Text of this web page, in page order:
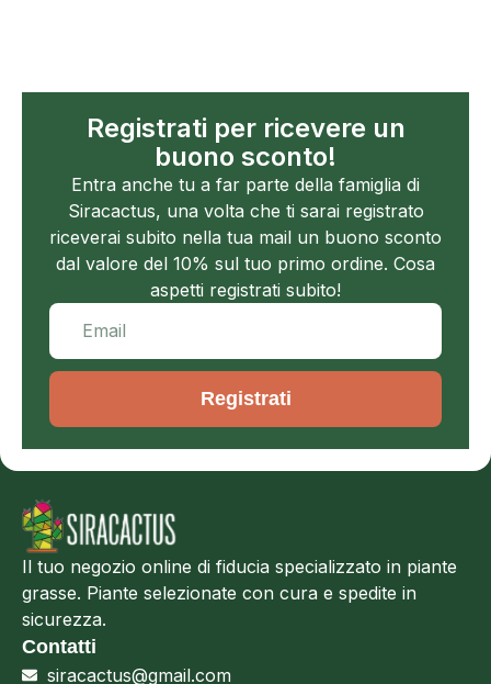
Registrati per ricevere un
buono sconto!
Entra anche tu a far parte della famiglia di
Siracactus, una volta che ti sarai registrato
riceverai subito nella tua mail un buono sconto
dal valore del 10% sul tuo primo ordine. Cosa
aspetti registrati subito!
Registrati
Il tuo negozio online di fiducia specializzato in piante
grasse. Piante selezionate con cura e spedite in
sicurezza.
Contatti
siracactus@gmail.com